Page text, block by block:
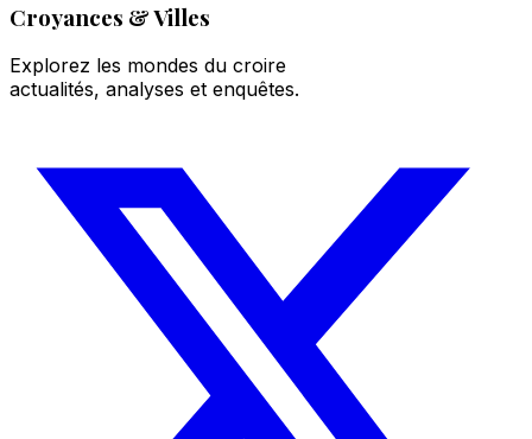
Croyances & Villes
Explorez les mondes du croire
actualités, analyses et enquêtes.